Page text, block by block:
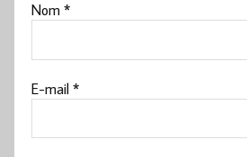
Nom*
E-mail*